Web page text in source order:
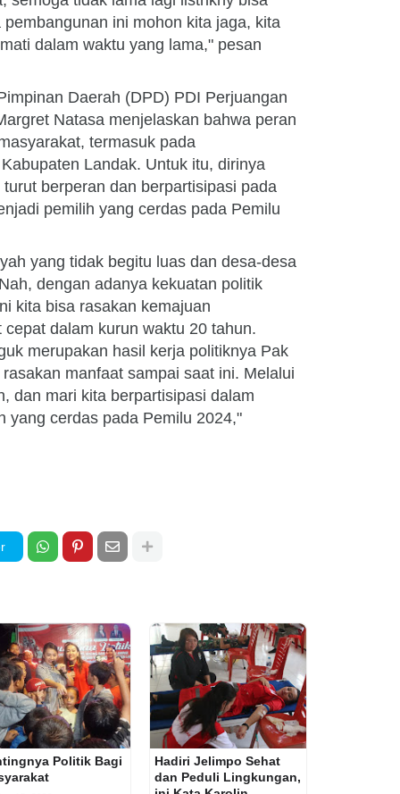
ini mohon kita jaga, kita
dalam waktu yang lama," pesan
Daerah (DPD) PDI Perjuangan
Natasa menjelaskan bahwa peran
termasuk pada
Landak. Untuk itu, dirinya
berperan dan berpartisipasi pada
pemilih yang cerdas pada Pemilu
yang tidak begitu luas dan desa-desa
dengan adanya kekuatan politik
kita bisa rasakan kemajuan
dalam kurun waktu 20 tahun.
merupakan hasil kerja politiknya Pak
manfaat sampai saat ini. Melalui
dan mari kita berpartisipasi dalam
yang cerdas pada Pemilu 2024,"
Politik Bagi
Hadiri Jelimpo Sehat
dan Peduli Lingkungan,